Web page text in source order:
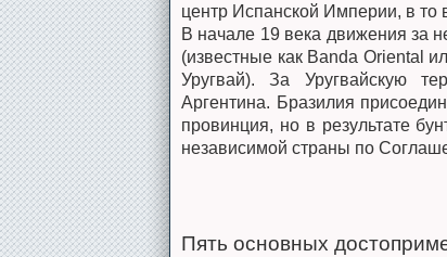
центр Испанской Империи, в
В начале 19 века движения за
(известные как Banda Oriental
Уругвай). За Уругвайскую
Аргентина. Бразилия
провинция, но в результате
независимой страны по
Пять основных